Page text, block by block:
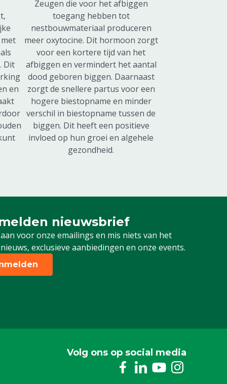
Dit
en
Zeugen die voor het afbiggen
toegang hebben tot
nestbouwmateriaal produceren
meer oxytocine. Dit hormoon zorgt
voor een kortere tijd van het
afbiggen en vermindert het aantal
dood geboren biggen. Daarnaast
zorgt de snellere partus voor een
hogere biestopname en minder
verschil in biestopname tussen de
biggen. Dit heeft een positieve
invloed op hun groei en algehele
gezondheid.
nieuwsbrief
voor onze emailings en mis niets van het
exclusieve aanbiedingen en onze events.
aan voor onze nieuwsbrief
Volg ons op social media